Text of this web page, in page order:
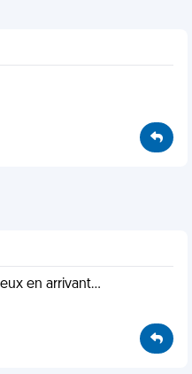
en arrivant...